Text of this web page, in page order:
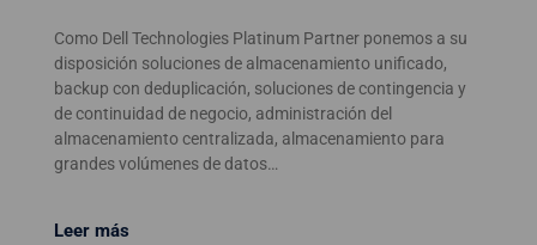
Como Dell Technologies Platinum Partner ponemos a su
disposición soluciones de almacenamiento unificado,
backup con deduplicación, soluciones de contingencia y
de continuidad de negocio, administración del
almacenamiento centralizada, almacenamiento para
grandes volúmenes de datos…
Leer más